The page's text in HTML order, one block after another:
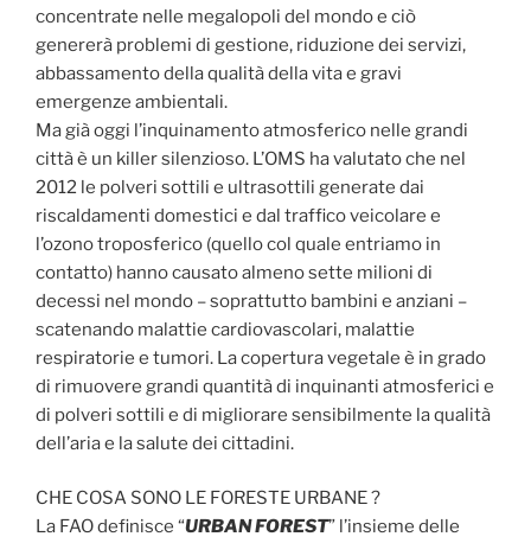
concentrate nelle megalopoli del mondo e ciò
genererà problemi di gestione, riduzione dei servizi,
abbassamento della qualità della vita e gravi
emergenze ambientali.
Ma già oggi l’inquinamento atmosferico nelle grandi
città è un killer silenzioso. L’OMS ha valutato che nel
2012 le polveri sottili e ultrasottili generate dai
riscaldamenti domestici e dal traffico veicolare e
l’ozono troposferico (quello col quale entriamo in
contatto) hanno causato almeno sette milioni di
decessi nel mondo – soprattutto bambini e anziani –
scatenando malattie cardiovascolari, malattie
respiratorie e tumori. La copertura vegetale è in grado
di rimuovere grandi quantità di inquinanti atmosferici e
di polveri sottili e di migliorare sensibilmente la qualità
dell’aria e la salute dei cittadini.
CHE COSA SONO LE FORESTE URBANE ?
La FAO definisce “URBAN FOREST” l’insieme delle